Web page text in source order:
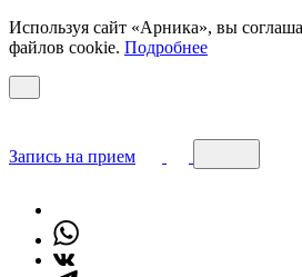
Используя сайт «Арника», вы
файлов cookie. Подробнее
Запись на прием